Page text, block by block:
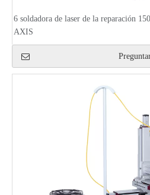
6 soldadora de laser de la reparación
AXIS